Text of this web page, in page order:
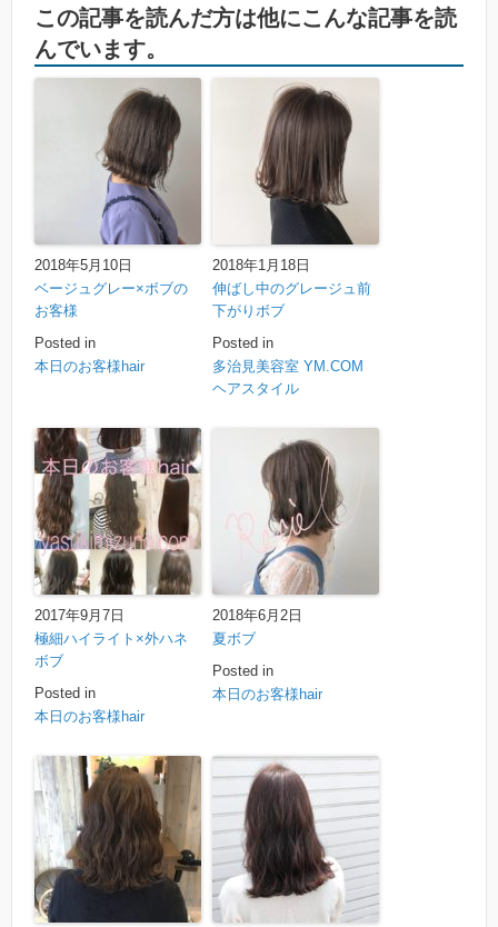
この記事を読んだ方は他にこんな記事を読
んでいます。
2018年5月10日
ベージュグレー×ボブの
お客様
Posted in
本日のお客様hair
2018年1月18日
伸ばし中のグレージュ前
下がりボブ
Posted in
多治見美容室 YM.COM
ヘアスタイル
2017年9月7日
極細ハイライト×外ハネ
ボブ
Posted in
本日のお客様hair
2018年6月2日
夏ボブ
Posted in
本日のお客様hair